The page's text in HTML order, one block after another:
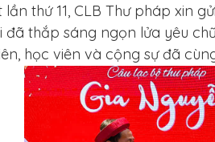
thứ 11, CLB Thư pháp xin
đã thắp sáng ngọn lửa yêu
học viên và cộng sự đã